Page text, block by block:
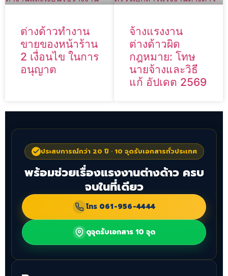
ต่างด้าวทำงาน
ขายของหน้าร้าน
2 เงื่อนไข ในการ
อนุญาต
จ้างแรงงาน
ต่างด้าวผิด
กฎหมาย: โทษ
นายจ้างและวิธี
แก้ อัปเดต 2569
ประสบการณ์กว่า 20 ปี · 10 จุดรับเอกสารทั่วประเทศ
พร้อมช่วยเรื่องแรงงานต่างด้าว ครบ
จบในที่เดียว
โทร 061-956-4444
ดูจุดรับเอกสาร 10 จุด